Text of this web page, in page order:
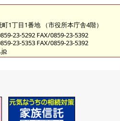
1丁目1番地 （市役所本庁舎4階）
23-5292 FAX/0859-23-5392
23-5353 FAX/0859-23-5392